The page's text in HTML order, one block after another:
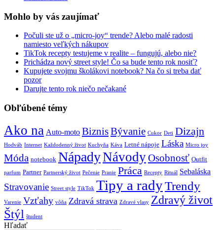
Mohlo by vás zaujímať
Počuli ste už o „micro-joy“ trende? Alebo malé radosti
namiesto veľkých nákupov
TikTok recepty testujeme v realite – fungujú, alebo nie?
Prichádza nový street style! Čo sa bude tento rok nosiť?
Kupujete svojmu školákovi notebook? Na čo si treba dať
pozor
Darujte tento rok niečo nečakané
Obľúbené témy
Ako na Auto-moto BiznisBývanie Cukor Deti Dizajn
Hodváb Internet Každodenný život Kuchyňa Káva Letné nápoje Láska Micro joy
Móda notebook NápadyNávodyOsobnosť Outfit
parfum Partner Partnerský život Pečenie Pranie Práca Recepty Rituál Sebaláska
Stravovanie Street style TikTok Tipy a radyTrendy
Varenie Vzťahy vôňa Zdravá strava Zdravé vlasy Zdravý život
Štýl študent
Hľadať